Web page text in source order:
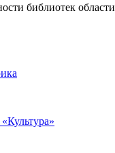
библиотек области